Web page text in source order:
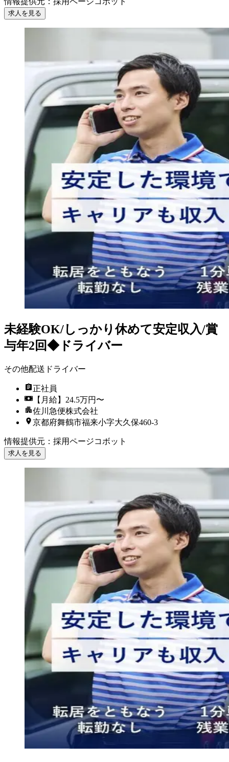
求人を見る
未経験OK/しっかり休めて安定収入/賞
与年2回◆ドライバー
その他配送ドライバー
正社員
【月給】24.5万円〜
佐川急便株式会社
京都府舞鶴市福来小字大久保460-3
情報提供元 ： 採用ページコボット
求人を見る